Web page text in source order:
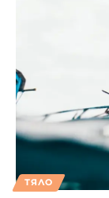
ТЯЛО